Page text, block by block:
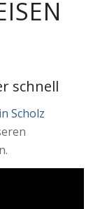
schnell
Scholz